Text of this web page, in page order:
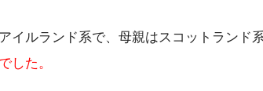
イルランド系で、母親はスコットランド
した。